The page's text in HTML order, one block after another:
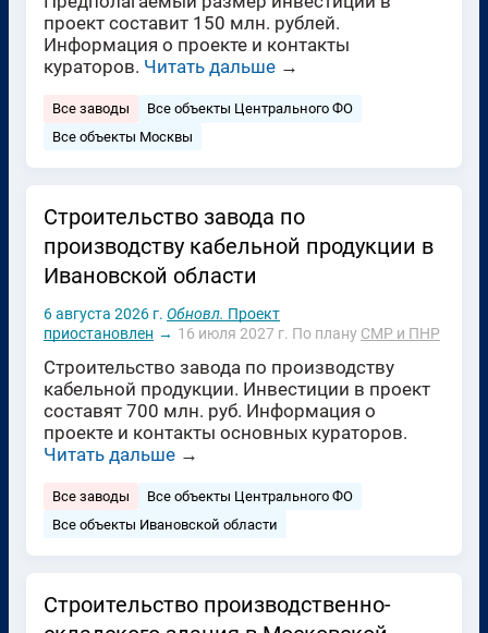
проект составит 150 млн. рублей.
Информация о проекте и контакты
кураторов. Читать дальше →
Все заводы
Все объекты Центрального ФО
Все объекты Москвы
Строительство завода по
производству кабельной продукции в
Ивановской области
6 августа 2026 г. Обновл. Проект
приостановлен → 16 июля 2027 г. По плану СМР и ПНР
Строительство завода по производству
кабельной продукции. Инвестиции в проект
составят 700 млн. руб. Информация о
проекте и контакты основных кураторов.
Читать дальше →
Все заводы
Все объекты Центрального ФО
Все объекты Ивановской области
Строительство производственно-